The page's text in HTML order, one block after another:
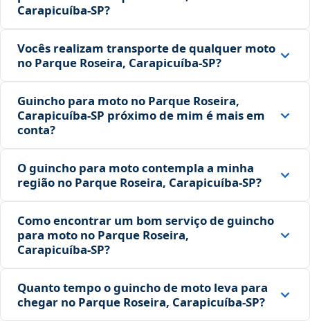
Carapicuíba‑SP?
Vocês realizam transporte de qualquer moto
no Parque Roseira, Carapicuíba‑SP?
Guincho para moto no Parque Roseira,
Carapicuíba‑SP próximo de mim é mais em
conta?
O guincho para moto contempla a minha
região no Parque Roseira, Carapicuíba‑SP?
Como encontrar um bom serviço de guincho
para moto no Parque Roseira,
Carapicuíba‑SP?
Quanto tempo o guincho de moto leva para
chegar no Parque Roseira, Carapicuíba‑SP?